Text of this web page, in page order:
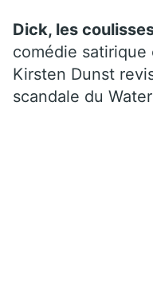
Dick, les
comédie
Kirsten Dunst
scandale du